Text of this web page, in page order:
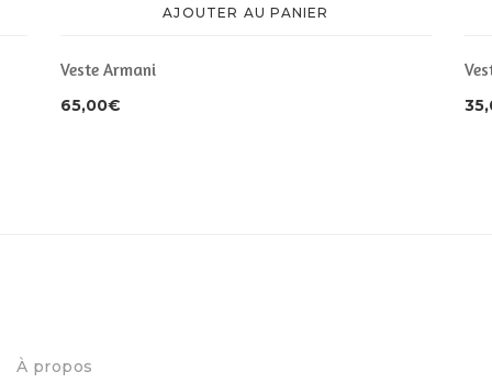
AJOUTER AU PANIER
Veste Armani
65,00€
À propos